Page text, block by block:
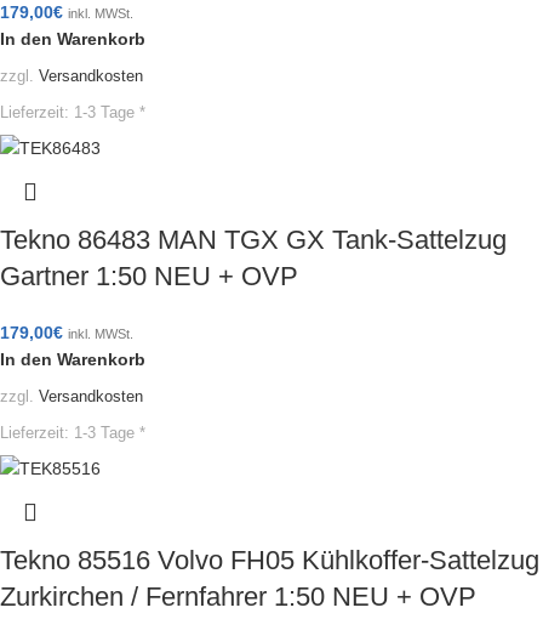
179,00€ inkl. MWSt.
In den Warenkorb
zzgl. Versandkosten
Lieferzeit: 1-3 Tage *
Tekno 86483 MAN TGX GX Tank-Sattelzug
Gartner 1:50 NEU + OVP
179,00€ inkl. MWSt.
In den Warenkorb
zzgl. Versandkosten
Lieferzeit: 1-3 Tage *
Tekno 85516 Volvo FH05 Kühlkoffer-Sattelzug
Zurkirchen / Fernfahrer 1:50 NEU + OVP